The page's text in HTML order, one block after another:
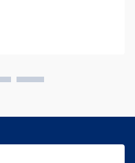
che assicurano i
a cane per